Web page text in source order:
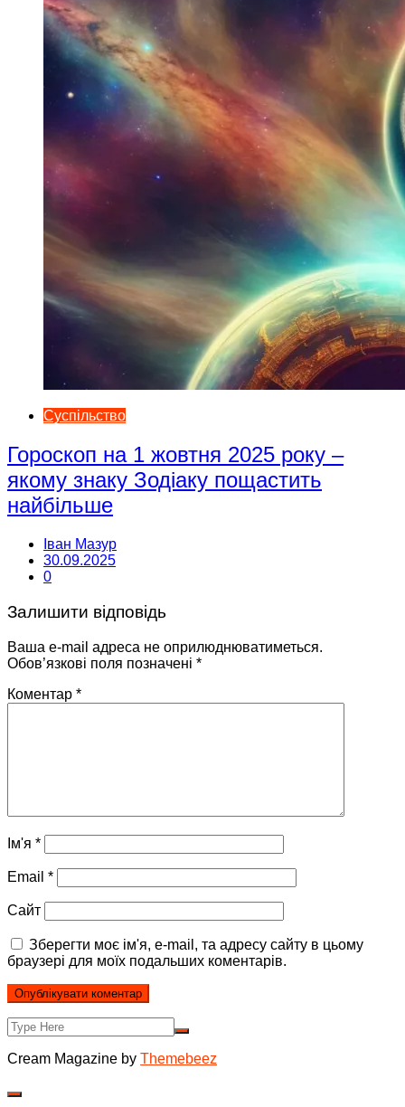
Суспільство
Гороскоп на 1 жовтня 2025 року –
якому знаку Зодіаку пощастить
найбільше
Іван Мазур
30.09.2025
0
Залишити відповідь
Ваша e-mail адреса не оприлюднюватиметься.
Обов’язкові поля позначені *
Коментар *
Ім'я *
Email *
Сайт
Зберегти моє ім'я, e-mail, та адресу сайту в цьому
браузері для моїх подальших коментарів.
Cream Magazine by Themebeez